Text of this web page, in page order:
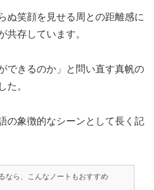
ぬ笑顔を見せる周との距離感に
共存しています。
できるのか」と問い直す真帆の
た。
の象徴的なシーンとして長く記
なら、こんなノートもおすすめ